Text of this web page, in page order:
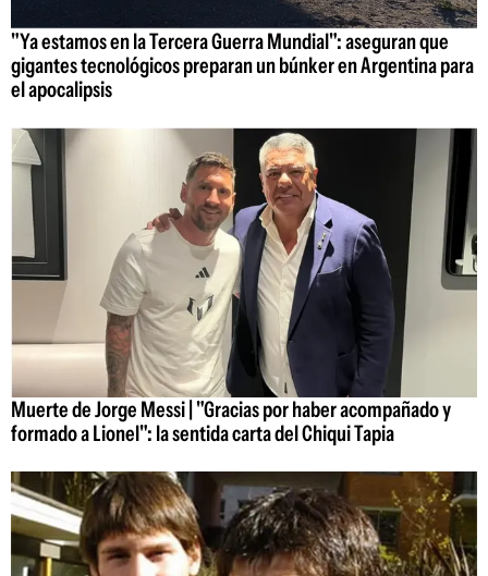
"Ya estamos en la Tercera Guerra Mundial": aseguran que
gigantes tecnológicos preparan un búnker en Argentina para
el apocalipsis
Muerte de Jorge Messi | "Gracias por haber acompañado y
formado a Lionel": la sentida carta del Chiqui Tapia